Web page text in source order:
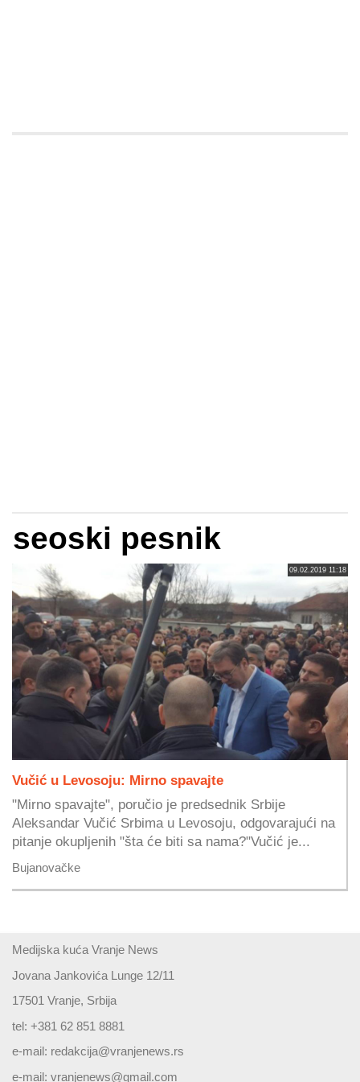
seoski pesnik
09.02.2019 11:18
Vučić u Levosoju: Mirno spavajte
"Mirno spavajte", poručio je predsednik Srbije
Aleksandar Vučić Srbima u Levosoju, odgovarajući na
pitanje okupljenih "šta će biti sa nama?"Vučić je...
Bujanovačke
Medijska kuća Vranje News
Jovana Jankovića Lunge 12/11
17501 Vranje, Srbija
tel: +381 62 851 8881
e-mail: redakcija@vranjenews.rs
e-mail: vranjenews@gmail.com